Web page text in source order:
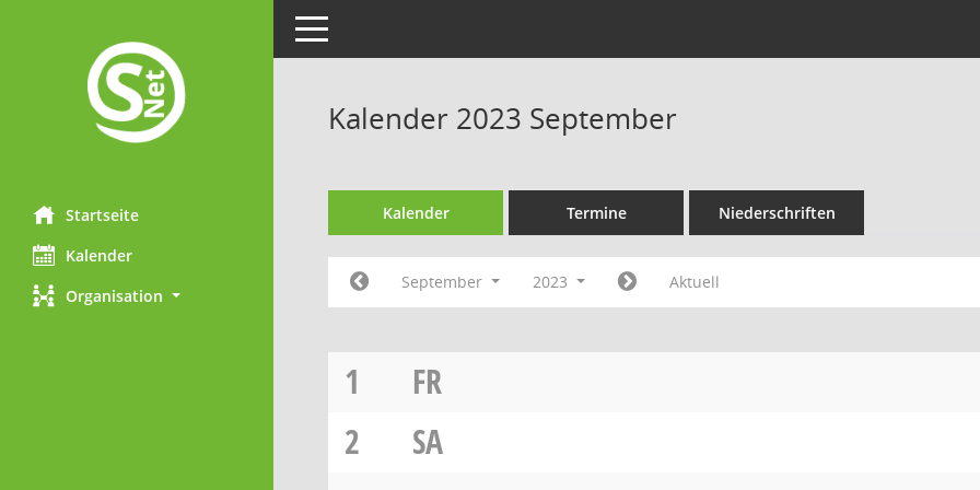
Startseite
Kalender
Organisation
Toggle navigation
Kalender 2023 September
Kalender Termine Niederschriften
September 2023 Aktuell
1
FR
2
SA